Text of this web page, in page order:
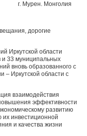
Монголия
дорогие
Иркутской области
и 33 муниципальных
вновь образованного с
– Иркутской области с
взаимодействия
эффективности
развитию
инвестиционной
и качества жизни